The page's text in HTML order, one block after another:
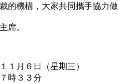
的機構，大家共同攜手協力
。
１月６日（星期三）
時３３分